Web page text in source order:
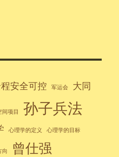
安全可控 军运会
大同
间项目 孙子兵法
心理学的定义 心理学的目标
向 曾仕强